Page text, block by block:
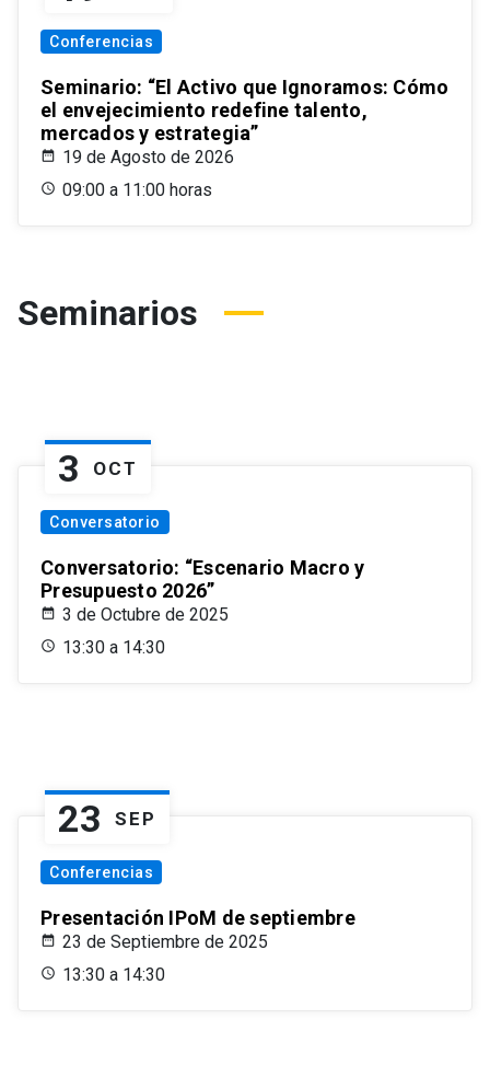
Conferencias
Seminario: “El Activo que Ignoramos: Cómo
el envejecimiento redefine talento,
mercados y estrategia”
19 de Agosto de 2026
09:00 a 11:00 horas
Seminarios
3 OCT
Conversatorio
Conversatorio: “Escenario Macro y
Presupuesto 2026”
3 de Octubre de 2025
13:30 a 14:30
23 SEP
Conferencias
Presentación IPoM de septiembre
23 de Septiembre de 2025
13:30 a 14:30